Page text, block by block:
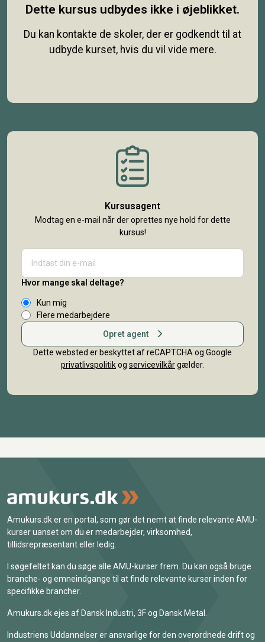
Dette kursus udbydes ikke i øjeblikket.
Du kan kontakte de skoler, der er godkendt til at
udbyde kurset, hvis du vil vide mere.
Kursusagent
Modtag en e-mail når der oprettes nye hold for dette
kursus!
Hvor mange skal deltage?
Kun mig
Flere medarbejdere
Opret agent
Dette websted er beskyttet af reCAPTCHA og Google
privatlivspolitikog servicevilkårgælder.
Amukurs.dk er en portal, som gør det nemt at finde relevante AMU-
kurser uanset om du er medarbejder, virksomhed,
tillidsrepræsentant eller ledig.
I søgefeltet kan du søge alle AMU-kurser frem. Du kan også bruge
branche- og emneindgange til at finde relevante kurser inden for
specifikke brancher.
Amukurs.dk ejes af Dansk Industri, 3F og Dansk Metal.
Industriens Uddannelser er ansvarlige for den overordnede drift og